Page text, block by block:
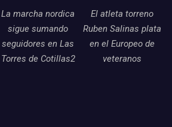
La marcha nordica
sigue sumando
seguidores en Las
Torres de Cotillas2
El atleta torreno
Ruben Salinas plata
en el Europeo de
veteranos